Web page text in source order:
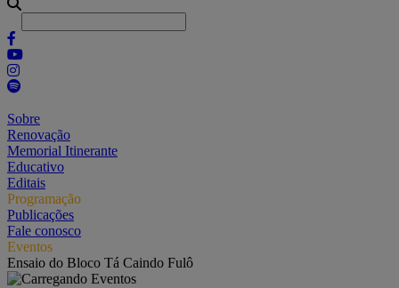
Sobre
Renovação
Memorial Itinerante
Educativo
Editais
Programação
Publicações
Fale conosco
Eventos
Ensaio do Bloco Tá Caindo Fulô